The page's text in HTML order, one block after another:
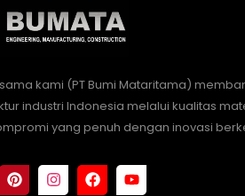
kami (PT Bumi Mataritama)
industri Indonesia melalui kualitas
yang penuh dengan inovasi